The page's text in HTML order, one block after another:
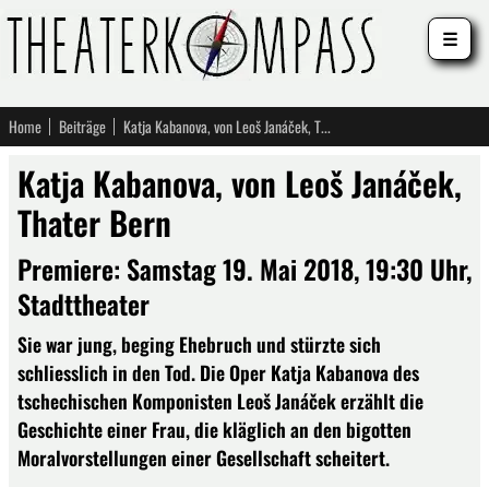
Home Beiträge Katja Kabanova, von Leoš Janáček, Thater Bern
Katja Kabanova, von Leoš Janáček,
Thater Bern
Premiere: Samstag 19. Mai 2018, 19:30 Uhr,
Stadttheater
Sie war jung, beging Ehebruch und stürzte sich
schliesslich in den Tod. Die Oper Katja Kabanova des
tschechischen Komponisten Leoš Janáček erzählt die
Geschichte einer Frau, die kläglich an den bigotten
Moralvorstellungen einer Gesellschaft scheitert.
☰